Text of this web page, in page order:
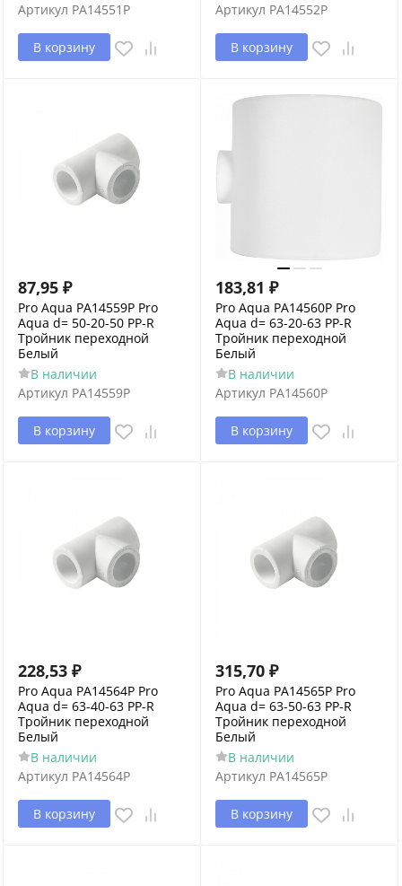
Артикул PA14551P
В корзину
Артикул PA14552P
В корзину
87,95 ₽
Pro Aqua PA14559P Pro
Aqua d= 50-20-50 PP-R
Тройник переходной
Белый
В наличии
Артикул PA14559P
В корзину
183,81 ₽
Pro Aqua PA14560P Pro
Aqua d= 63-20-63 PP-R
Тройник переходной
Белый
В наличии
Артикул PA14560P
В корзину
228,53 ₽
Pro Aqua PA14564P Pro
Aqua d= 63-40-63 PP-R
Тройник переходной
Белый
В наличии
Артикул PA14564P
В корзину
315,70 ₽
Pro Aqua PA14565P Pro
Aqua d= 63-50-63 PP-R
Тройник переходной
Белый
В наличии
Артикул PA14565P
В корзину